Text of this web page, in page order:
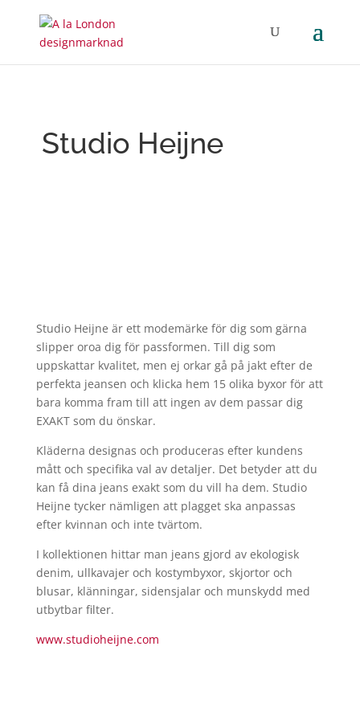
Studio Heijne
Studio Heijne är ett modemärke för dig som gärna
slipper oroa dig för passformen. Till dig som
uppskattar kvalitet, men ej orkar gå på jakt efter de
perfekta jeansen och klicka hem 15 olika byxor för att
bara komma fram till att ingen av dem passar dig
EXAKT som du önskar.
Kläderna designas och produceras efter kundens
mått och specifika val av detaljer. Det betyder att du
kan få dina jeans exakt som du vill ha dem. Studio
Heijne tycker nämligen att plagget ska anpassas
efter kvinnan och inte tvärtom.
I kollektionen hittar man jeans gjord av ekologisk
denim, ullkavajer och kostymbyxor, skjortor och
blusar, klänningar, sidensjalar och munskydd med
utbytbar filter.
www.studioheijne.com